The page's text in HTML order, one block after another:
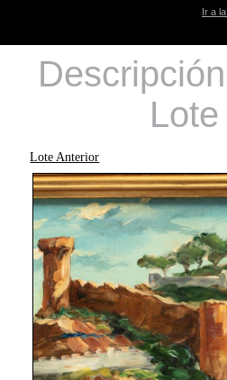
Ir a
Lote Anterior